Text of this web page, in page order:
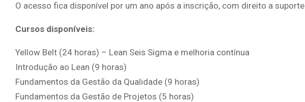
O acesso fica disponível por um ano após a inscrição, com direito a
Cursos disponíveis:
Yellow Belt (24 horas) – Lean Seis Sigma e melhoria contínua
Introdução ao Lean (9 horas)
Fundamentos da Gestão da Qualidade (9 horas)
Fundamentos da Gestão de Projetos (5 horas)